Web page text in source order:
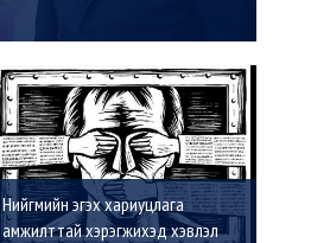
Нийгмийн эгэх хариуцлага
амжилттай хэрэгжихэд хэвлэл